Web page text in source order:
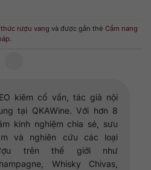
rượu vang và được gắn thẻ Cẩm nang
.
kiêm cố vấn, tác giả nội
tại QKAWine. Với hơn 8
kinh nghiệm chia sẻ, sưu
và nghiên cứu các loại
trên thế giới như
Whisky Chivas,